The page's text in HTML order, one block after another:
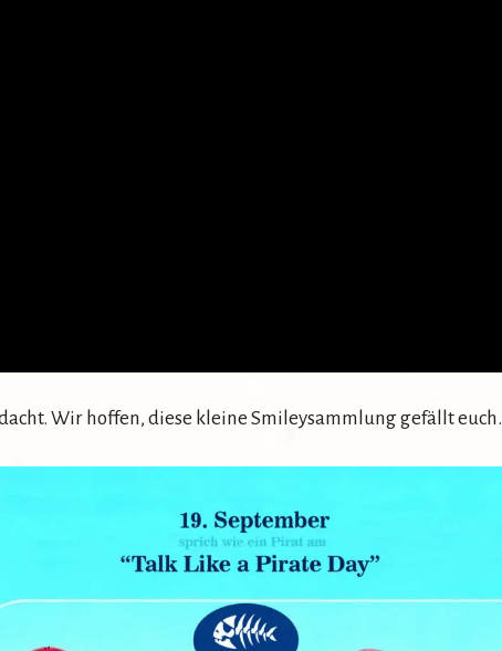
Wir hoffen, diese kleine Smileysammlung gefällt euch.